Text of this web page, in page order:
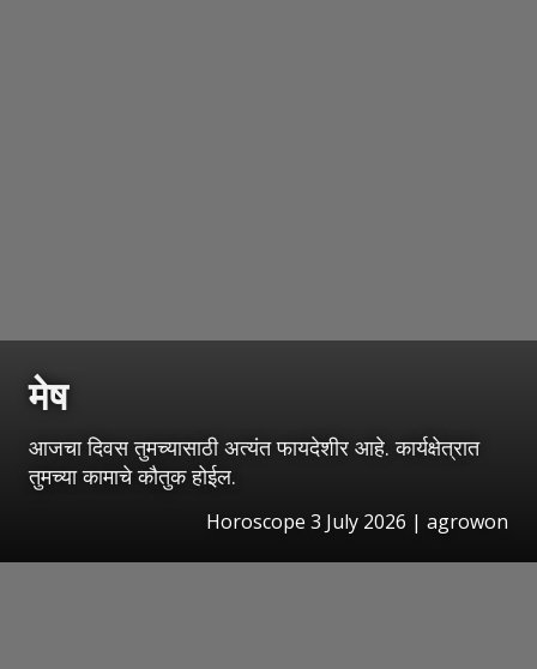
मेष
आजचा दिवस तुमच्यासाठी अत्यंत फायदेशीर आहे. कार्यक्षेत्रात
तुमच्या कामाचे कौतुक होईल.
Horoscope 3 July 2026 | agrowon